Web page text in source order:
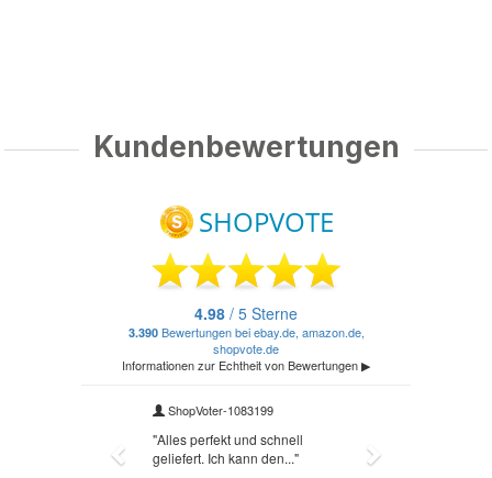
Kundenbewertungen